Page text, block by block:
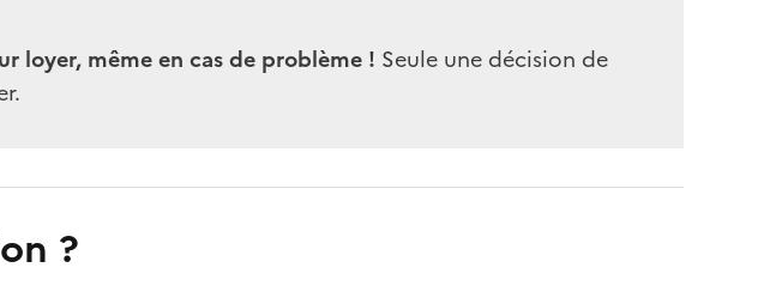
loyer, même en cas de problème ! Seule une décision de
?